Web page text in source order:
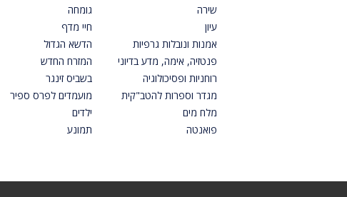
שירה
עיון
אמנות ונובלות גרפיות
פנטזיה, אימה, מדע בדיוני
רוחניות ופסיכולוגיה
מגדר וספרות להטב"קית
מלח מים
פואנטה
גומחה
חיי מדף
הדשא הגדול
המזרח החדש
בשביס זינגר
מועמדים לפרס ספיר
ילדים
תמונע